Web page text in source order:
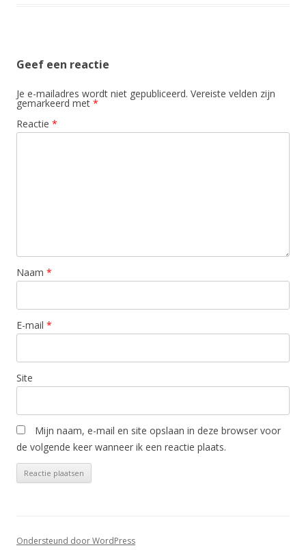
Geef een reactie
Je e-mailadres wordt niet gepubliceerd. Vereiste velden zijn
gemarkeerd met *
Reactie *
Naam *
E-mail *
Site
Mijn naam, e-mail en site opslaan in deze browser voor
de volgende keer wanneer ik een reactie plaats.
Ondersteund door WordPress